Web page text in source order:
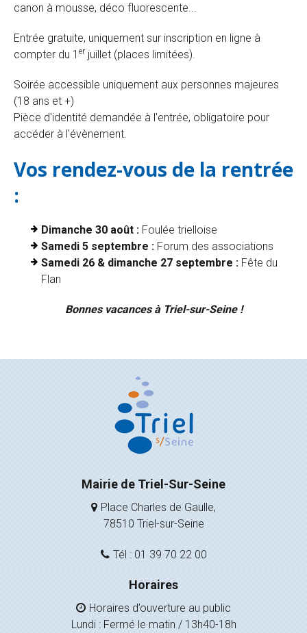
canon à mousse, déco fluorescente...
Entrée gratuite, uniquement sur inscription en ligne à
compter du 1 er juillet (places limitées).
Soirée accessible uniquement aux personnes majeures
(18 ans et +)
Pièce d'identité demandée à l'entrée, obligatoire pour
accéder à l'évènement.
Vos rendez-vous de la rentrée
:
Dimanche 30 août : Foulée trielloise
Samedi 5 septembre : Forum des associations
Samedi 26 & dimanche 27 septembre : Fête du
Flan
Bonnes vacances à Triel-sur-Seine !
Mairie de Triel-Sur-Seine
Place Charles de Gaulle,
78510 Triel-sur-Seine
Tél : 01 39 70 22 00
Horaires
Horaires d’ouverture au public
Lundi : Fermé le matin / 13h40-18h